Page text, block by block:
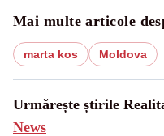
Mai multe articole
marta kos Moldova
Urmărește știrile
News